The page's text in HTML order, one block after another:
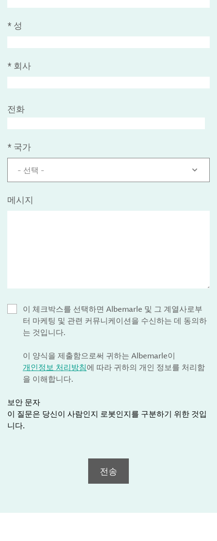
* 성
* 회사
전화
* 국가
- 선택 -
메시지
이 체크박스를 선택하면 Albemarle 및 그 계열사로부
터 마케팅 및 관련 커뮤니케이션을 수신하는 데 동의하
는 것입니다.
이 양식을 제출함으로써 귀하는 Albemarle이
개인정보 처리방침에 따라 귀하의 개인 정보를 처리함
을 이해합니다.
보안 문자
이 질문은 당신이 사람인지 로봇인지를 구분하기 위한 것입
니다.
전송